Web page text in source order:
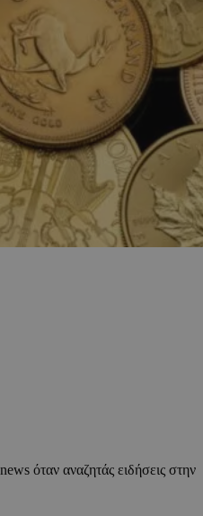
όταν αναζητάς ειδήσεις στην